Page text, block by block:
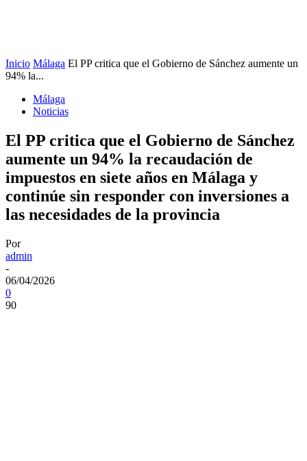
Inicio Málaga El PP critica que el Gobierno de Sánchez aumente un
94% la...
Málaga
Noticias
El PP critica que el Gobierno de Sánchez
aumente un 94% la recaudación de
impuestos en siete años en Málaga y
continúe sin responder con inversiones a
las necesidades de la provincia
Por
admin
-
06/04/2026
0
90